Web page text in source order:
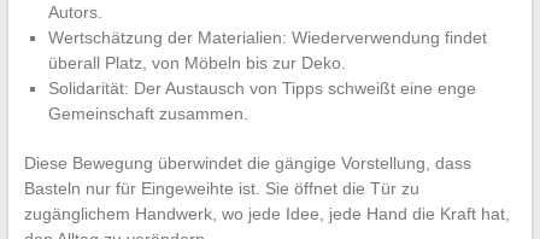
Autors.
Wertschätzung der Materialien: Wiederverwendung findet
überall Platz, von Möbeln bis zur Deko.
Solidarität: Der Austausch von Tipps schweißt eine enge
Gemeinschaft zusammen.
Diese Bewegung überwindet die gängige Vorstellung, dass
Basteln nur für Eingeweihte ist. Sie öffnet die Tür zu
zugänglichem Handwerk, wo jede Idee, jede Hand die Kraft hat,